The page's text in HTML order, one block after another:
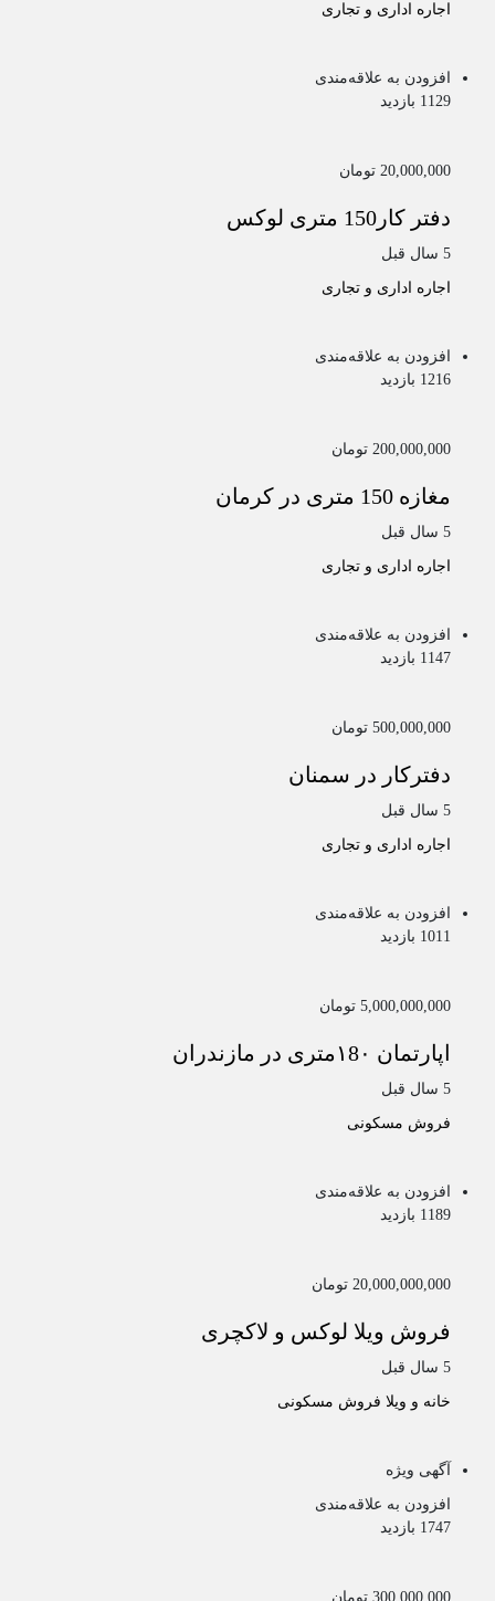
اجاره اداری و تجاری
افزودن به علاقه‌مندی
1129 بازدید
20,000,000 تومان
دفتر کار150 متری لوکس
5 سال قبل
اجاره اداری و تجاری
افزودن به علاقه‌مندی
1216 بازدید
200,000,000 تومان
مغازه 150 متری در کرمان
5 سال قبل
اجاره اداری و تجاری
افزودن به علاقه‌مندی
1147 بازدید
500,000,000 تومان
دفترکار در سمنان
5 سال قبل
اجاره اداری و تجاری
افزودن به علاقه‌مندی
1011 بازدید
5,000,000,000 تومان
اپارتمان ۱8۰متری در مازندران
5 سال قبل
فروش مسکونی
افزودن به علاقه‌مندی
1189 بازدید
20,000,000,000 تومان
فروش ویلا لوکس و لاکچری
5 سال قبل
خانه و ویلا فروش مسکونی
آگهی ویژه
افزودن به علاقه‌مندی
1747 بازدید
300,000,000 تومان